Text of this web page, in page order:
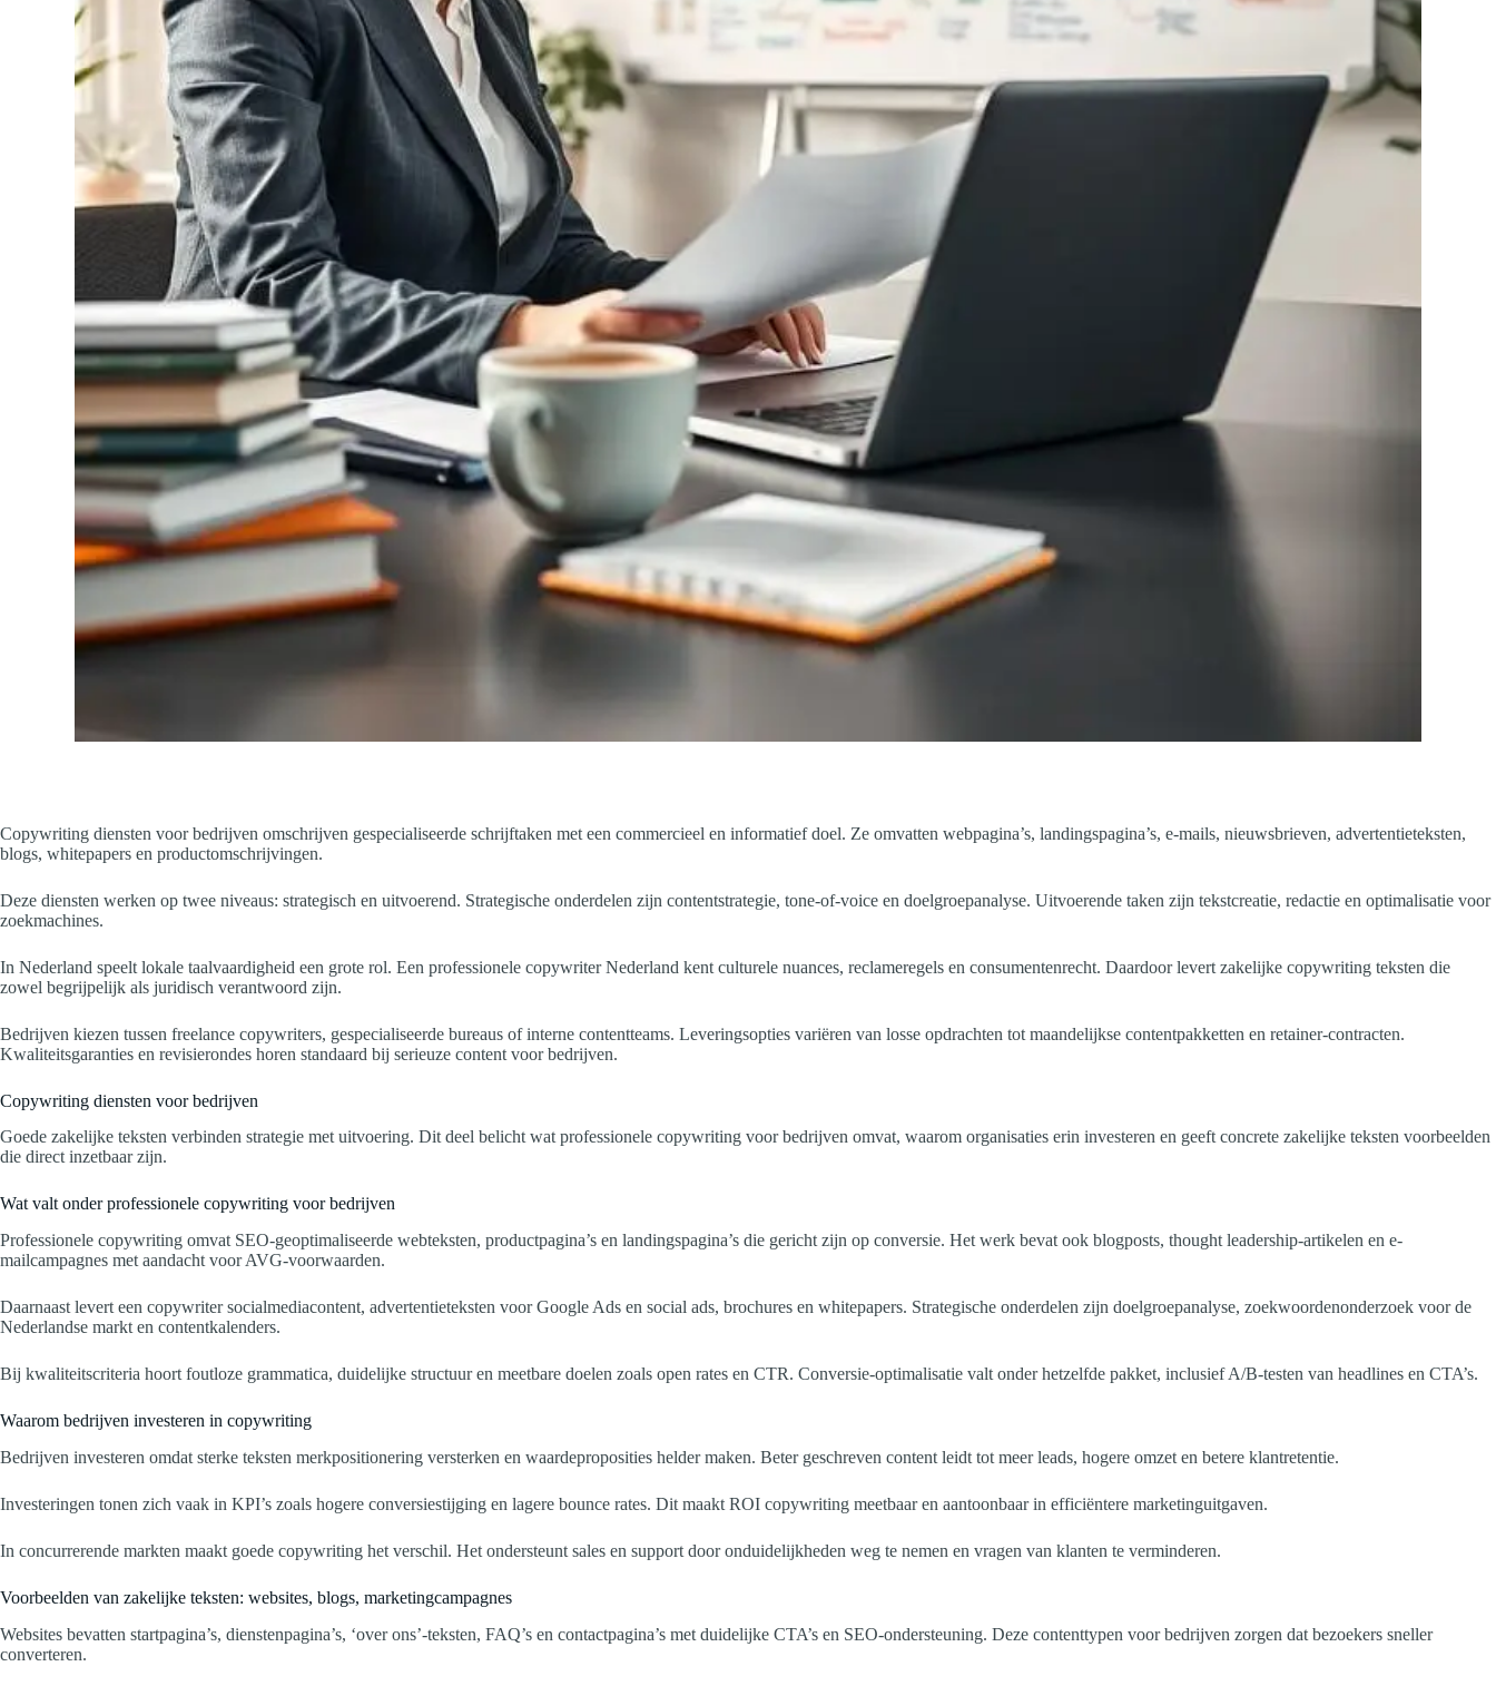
Copywriting diensten voor bedrijven omschrijven gespecialiseerde schrijftaken met een commercieel en informatief doel. Ze omvatten webpagina’s, landingspagina’s, e-mails, nieuwsbrieven, advertentieteksten,
blogs, whitepapers en productomschrijvingen.
Deze diensten werken op twee niveaus: strategisch en uitvoerend. Strategische onderdelen zijn contentstrategie, tone-of-voice en doelgroepanalyse. Uitvoerende taken zijn tekstcreatie, redactie en optimalisatie voor
zoekmachines.
In Nederland speelt lokale taalvaardigheid een grote rol. Een professionele copywriter Nederland kent culturele nuances, reclameregels en consumentenrecht. Daardoor levert zakelijke copywriting teksten die
zowel begrijpelijk als juridisch verantwoord zijn.
Bedrijven kiezen tussen freelance copywriters, gespecialiseerde bureaus of interne contentteams. Leveringsopties variëren van losse opdrachten tot maandelijkse contentpakketten en retainer-contracten.
Kwaliteitsgaranties en revisierondes horen standaard bij serieuze content voor bedrijven.
Copywriting diensten voor bedrijven
Goede zakelijke teksten verbinden strategie met uitvoering. Dit deel belicht wat professionele copywriting voor bedrijven omvat, waarom organisaties erin investeren en geeft concrete zakelijke teksten voorbeelden
die direct inzetbaar zijn.
Wat valt onder professionele copywriting voor bedrijven
Professionele copywriting omvat SEO-geoptimaliseerde webteksten, productpagina’s en landingspagina’s die gericht zijn op conversie. Het werk bevat ook blogposts, thought leadership-artikelen en e-
mailcampagnes met aandacht voor AVG-voorwaarden.
Daarnaast levert een copywriter socialmediacontent, advertentieteksten voor Google Ads en social ads, brochures en whitepapers. Strategische onderdelen zijn doelgroepanalyse, zoekwoordenonderzoek voor de
Nederlandse markt en contentkalenders.
Bij kwaliteitscriteria hoort foutloze grammatica, duidelijke structuur en meetbare doelen zoals open rates en CTR. Conversie-optimalisatie valt onder hetzelfde pakket, inclusief A/B-testen van headlines en CTA’s.
Waarom bedrijven investeren in copywriting
Bedrijven investeren omdat sterke teksten merkpositionering versterken en waardeproposities helder maken. Beter geschreven content leidt tot meer leads, hogere omzet en betere klantretentie.
Investeringen tonen zich vaak in KPI’s zoals hogere conversiestijging en lagere bounce rates. Dit maakt ROI copywriting meetbaar en aantoonbaar in efficiëntere marketinguitgaven.
In concurrerende markten maakt goede copywriting het verschil. Het ondersteunt sales en support door onduidelijkheden weg te nemen en vragen van klanten te verminderen.
Voorbeelden van zakelijke teksten: websites, blogs, marketingcampagnes
Websites bevatten startpagina’s, dienstenpagina’s, ‘over ons’-teksten, FAQ’s en contactpagina’s met duidelijke CTA’s en SEO-ondersteuning. Deze contenttypen voor bedrijven zorgen dat bezoekers sneller
converteren.